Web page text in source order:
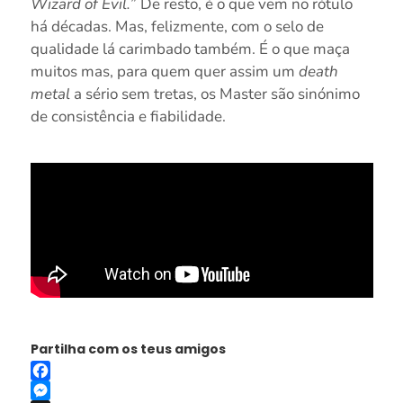
há décadas. Mas, felizmente, com o selo de
qualidade lá carimbado também. É o que maça
muitos mas, para quem quer assim um death
metala sério sem tretas, os Master são sinónimo
de consistência e fiabilidade.
Partilha com os teus amigos
Facebook